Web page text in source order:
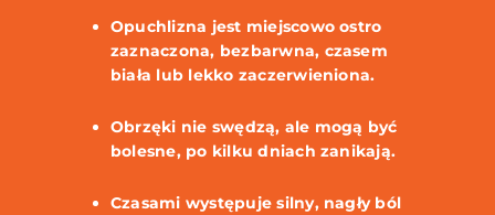
Opuchlizna jest miejscowo ostro
zaznaczona, bezbarwna, czasem
biała lub lekko zaczerwieniona.
Obrzęki nie swędzą, ale mogą być
bolesne, po kilku dniach zanikają.
Czasami występuje silny, nagły ból